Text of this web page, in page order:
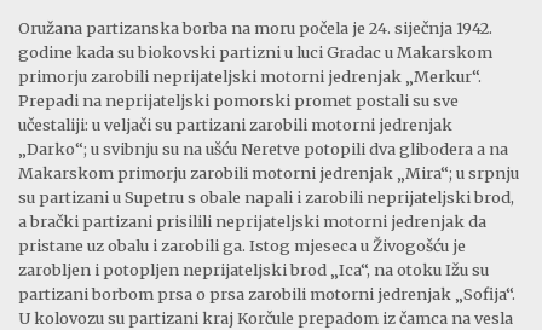
Oružana partizanska borba na moru počela je 24. siječnja 1942.
godine kada su biokovski partizni u luci Gradac u Makarskom
primorju zarobili neprijateljski motorni jedrenjak „Merkur“.
Prepadi na neprijateljski pomorski promet postali su sve
učestaliji: u veljači su partizani zarobili motorni jedrenjak
„Darko“; u svibnju su na ušću Neretve potopili dva glibodera a na
Makarskom primorju zarobili motorni jedrenjak „Mira“; u srpnju
su partizani u Supetru s obale napali i zarobili neprijateljski brod,
a brački partizani prisilili neprijateljski motorni jedrenjak da
pristane uz obalu i zarobili ga. Istog mjeseca u Živogošću je
zarobljen i potopljen neprijateljski brod „Ica“, na otoku Ižu su
partizani borbom prsa o prsa zarobili motorni jedrenjak „Sofija“.
U kolovozu su partizani kraj Korčule prepadom iz čamca na vesla